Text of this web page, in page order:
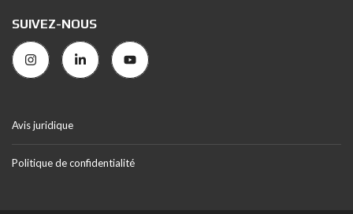
SUIVEZ-NOUS
Avis juridique
Politique de confidentialité